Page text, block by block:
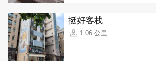
挺好客栈
1.06 公里